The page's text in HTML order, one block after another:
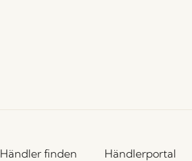
Händler finden Händlerportal